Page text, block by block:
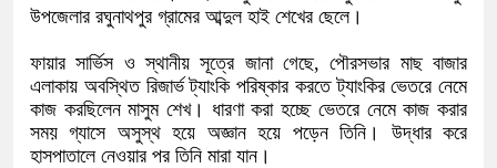
উপজেলার রঘুনাথপুর গ্রামের আব্দুল হাই শেখের ছেলে।
ফায়ার সার্ভিস ও স্থানীয় সূত্রে জানা গেছে, পৌরসভার মাছ বাজার
এলাকায় অবস্থিত রিজার্ভ ট্যাংকি পরিষ্কার করতে ট্যাংকির ভেতরে নেমে
কাজ করছিলেন মাসুম শেখ। ধারণা করা হচ্ছে ভেতরে নেমে কাজ করার
সময় গ্যাসে অসুস্থ হয়ে অজ্ঞান হয়ে পড়েন তিনি। উদ্ধার করে
হাসপাতালে নেওয়ার পর তিনি মারা যান।